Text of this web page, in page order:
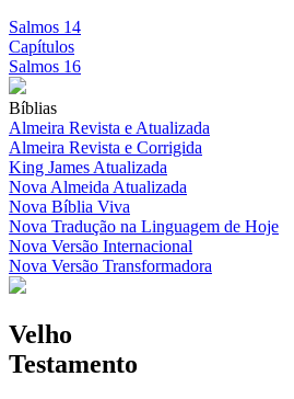
Salmos 14
Capítulos
Salmos 16
Bíblias
Almeira Revista e Atualizada
Almeira Revista e Corrigida
King James Atualizada
Nova Almeida Atualizada
Nova Bíblia Viva
Nova Tradução na Linguagem de Hoje
Nova Versão Internacional
Nova Versão Transformadora
Velho
Testamento